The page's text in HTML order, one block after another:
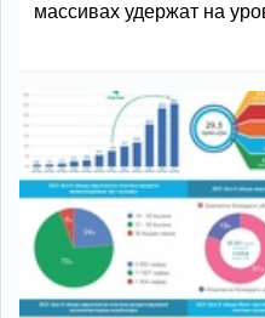
массивах удержат на